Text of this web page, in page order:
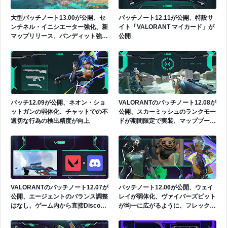
大型パッチノート13.00が公開、セ
ンチネル・イニシエーター強化、新
マップリリース、バンディット強
アップデートをリリース
パッチノート12.11が公開、特設サ
イト「VALORANT マイカード」が
公開
パッチ12.09が公開、ネオン・ショ
ットガンの弱体化、チャットでの不
適切な行為の検出精度が向上
VALORANTのパッチノート12.08が
公開、スカーミッシュのランクモー
ドが期間限定で実装、マッププール
ンス調整はなし
VALORANTのパッチノート12.07が
公開、エージェントのバランス調整
はなし、ゲーム内から直接Discord
パッチノート12.06が公開、ウェイ
レイが弱体化、ヴァイパーズピット
が均一に広がるように、フレックス